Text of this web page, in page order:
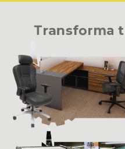
Transforma t